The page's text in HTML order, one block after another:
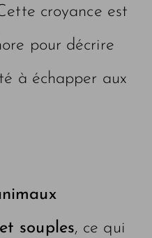
croyance est
pour décrire
à échapper aux
souples, ce qui